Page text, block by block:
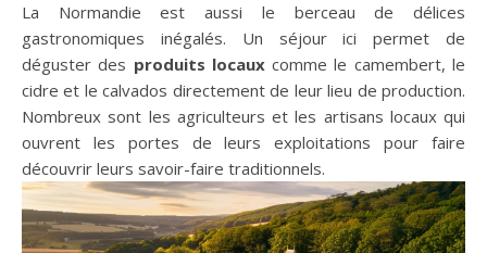
La Normandie est aussi le berceau de délices
gastronomiques inégalés. Un séjour ici permet de
déguster des produits locauxcomme le camembert, le
cidre et le calvados directement de leur lieu de production.
Nombreux sont les agriculteurs et les artisans locaux qui
ouvrent les portes de leurs exploitations pour faire
découvrir leurs savoir-faire traditionnels.